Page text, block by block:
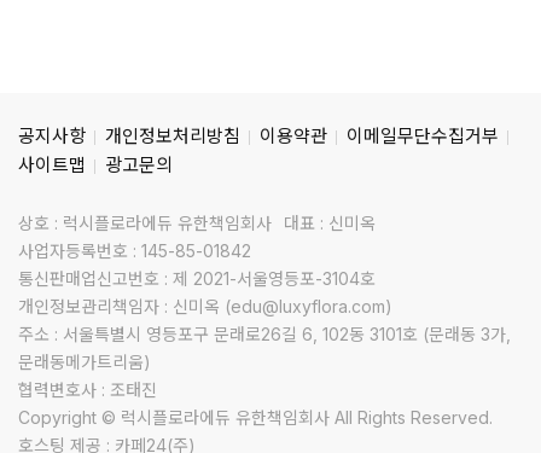
공지사항 개인정보처리방침 이용약관
이메일무단수집거부
사이트맵
광고문의
상호 : 럭시플로라에듀 유한책임회사
대표 : 신미옥
사업자등록번호 : 145-85-01842
통신판매업신고번호 : 제 2021-서울영등포-3104호
개인정보관리책임자 : 신미옥 (edu@luxyflora.com)
주소 : 서울특별시 영등포구 문래로26길 6, 102동 3101호 (문래동 3가,
문래동메가트리움)
협력변호사 : 조태진
Copyright © 럭시플로라에듀 유한책임회사 All Rights Reserved.
호스팅 제공 : 카페24(주)